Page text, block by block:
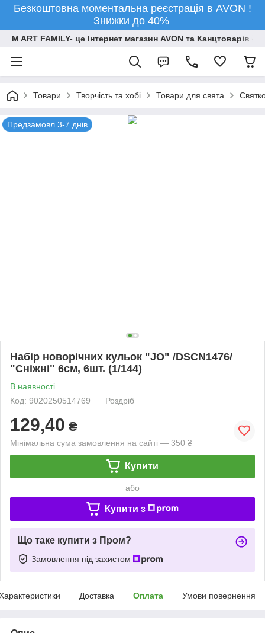
Безкоштовна моментальна реєстрація в AVON !
Знижки до 40%
M ART FAMILY- це Інтернет магазин AVON та Канцтоварів
Товари Творчiсть та хобi Товари для свята
Предзамовл 3-7 днів
Набір новорічних кульок "JO" /DSCN1476/
"Сніжні" 6см, 6шт. (1/144)
В наявності
Код: 9020250514769
Роздріб
129,40 ₴
Мінімальна сума замовлення на сайті — 350 ₴
Купити
або
Купити з
Що таке купити з Пром?
Замовлення під захистом
Доставка Оплата Умови повернення